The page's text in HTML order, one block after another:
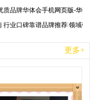
2026-06-26
品牌华体会手机网页版-华
2026-06-26
业口碑靠谱品牌推荐 领域
更多+